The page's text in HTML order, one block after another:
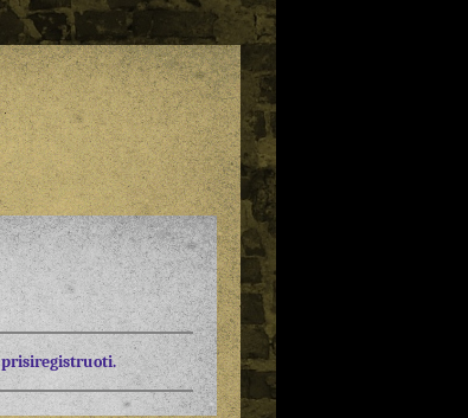
prisiregistruoti.